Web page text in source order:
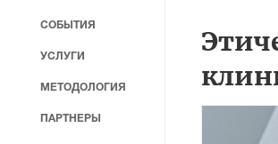
СОБЫТИЯ
УСЛУГИ
МЕТОДОЛОГИЯ
ПАРТНЕРЫ